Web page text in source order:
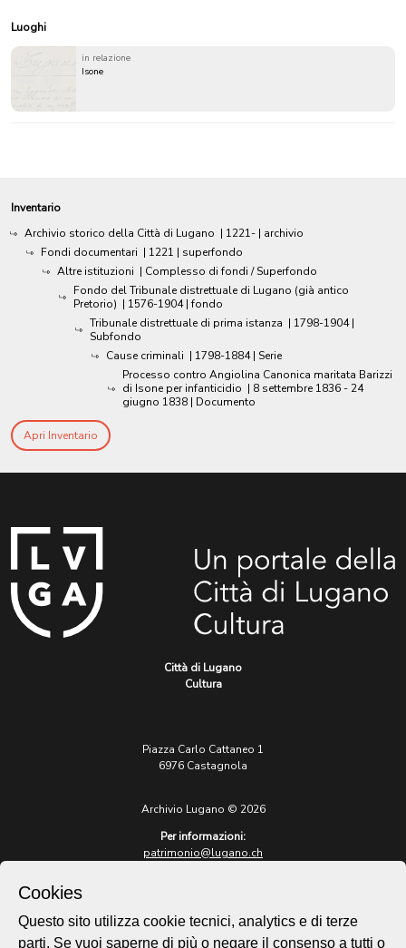
Luoghi
in relazione
Isone
Inventario
Archivio storico della Città di Lugano | 1221- | archivio
Fondi documentari | 1221 | superfondo
Altre istituzioni | Complesso di fondi / Superfondo
Fondo del Tribunale distrettuale di Lugano (già antico
Pretorio) | 1576-1904 | fondo
Tribunale distrettuale di prima istanza | 1798-1904 |
Subfondo
Cause criminali | 1798-1884 | Serie
Processo contro Angiolina Canonica maritata Barizzi
di Isone per infanticidio | 8 settembre 1836 - 24
giugno 1838 | Documento
Apri Inventario
Città di Lugano
Cultura
Piazza Carlo Cattaneo 1
6976 Castagnola
Archivio Lugano © 2026
Per informazioni:
patrimonio@lugano.ch
lugano.ch
Cookies
Questo sito utilizza cookie tecnici, analytics e di terze
parti. Se vuoi saperne di più o negare il consenso a tutti o